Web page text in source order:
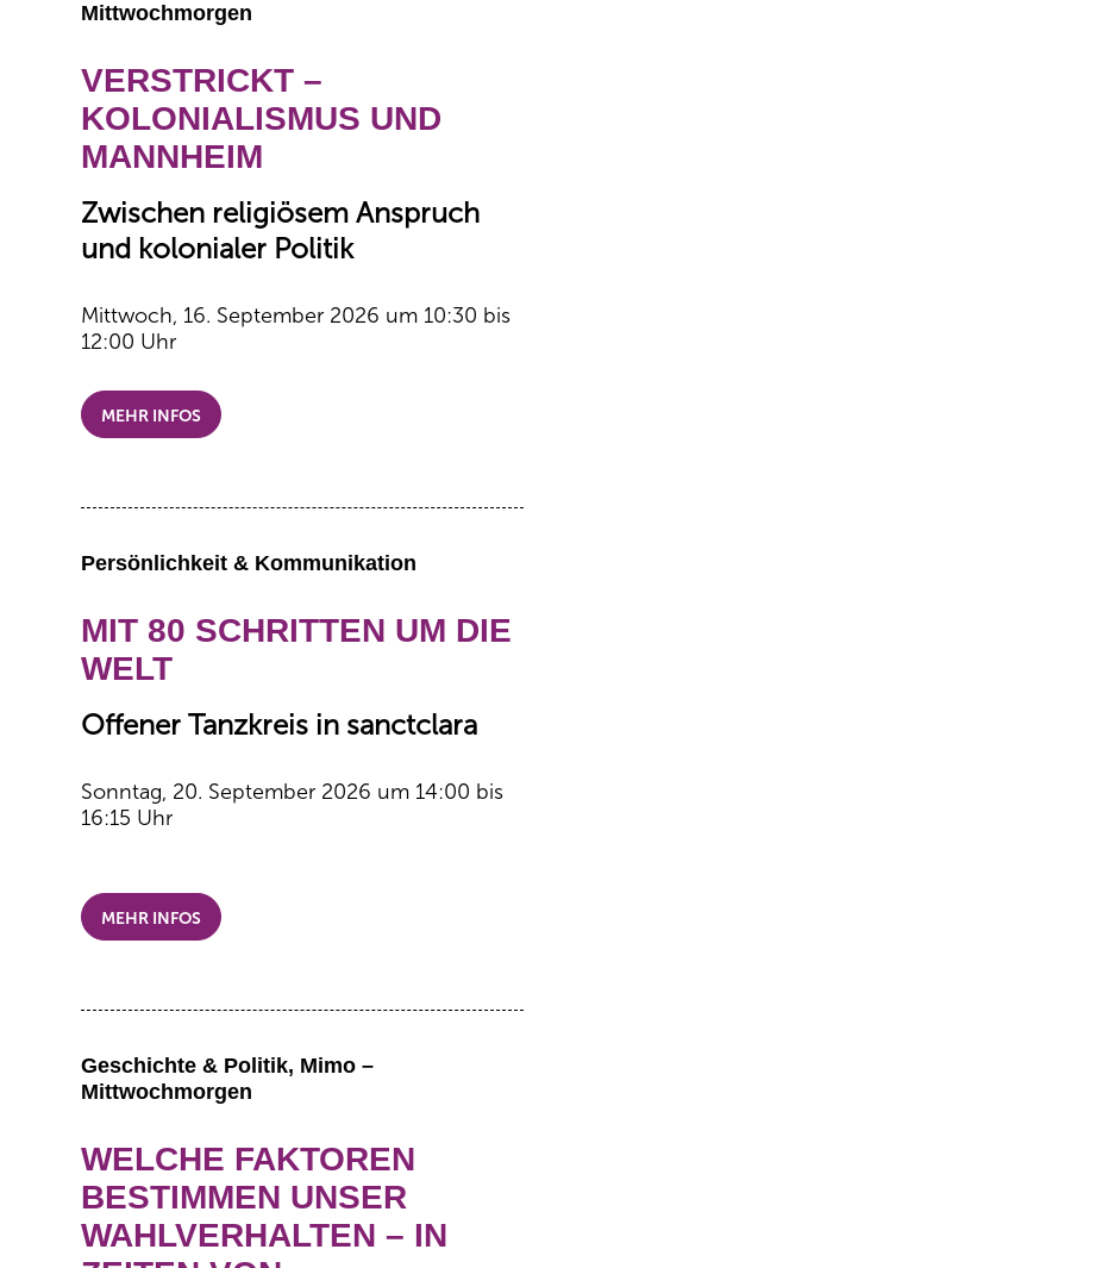
Mittwochmorgen
VERSTRICKT –
KOLONIALISMUS UND
MANNHEIM
Zwischen religiösem Anspruch
und kolonialer Politik
Mittwoch, 16. September 2026 um 10:30 bis
12:00 Uhr
MEHR INFOS
Persönlichkeit & Kommunikation
MIT 80 SCHRITTEN UM DIE
WELT
Offener Tanzkreis in sanctclara
Sonntag, 20. September 2026 um 14:00 bis
16:15 Uhr
MEHR INFOS
Geschichte & Politik, Mimo –
Mittwochmorgen
WELCHE FAKTOREN
BESTIMMEN UNSER
WAHLVERHALTEN – IN